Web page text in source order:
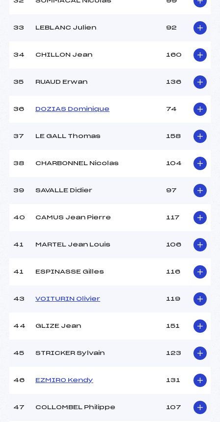
33 LEBLANC Julien 92
34 CHILLON Jean 160
35 RUAUD Erwan 136
36 DOZIAS Dominique 74
37 LE GALL Thomas 158
38 CHARBONNEL Nicolas 104
39 SAVALLE Didier 97
40 CAMUS Jean Pierre 117
41 MARTEL Jean Louis 106
41 ESPINASSE Gilles 116
43 VOITURIN Olivier 119
44 GLIZE Jean 151
45 STRICKER Sylvain 123
46 EZMIRO Kendy 131
47 COLLOMBEL Philippe 107